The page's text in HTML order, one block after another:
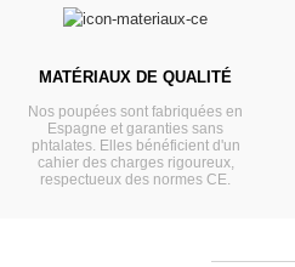
MATÉRIAUX DE QUALITÉ
Nos poupées sont fabriquées en
Espagne et garanties sans
phtalates. Elles bénéficient d'un
cahier des charges rigoureux,
respectueux des normes CE.